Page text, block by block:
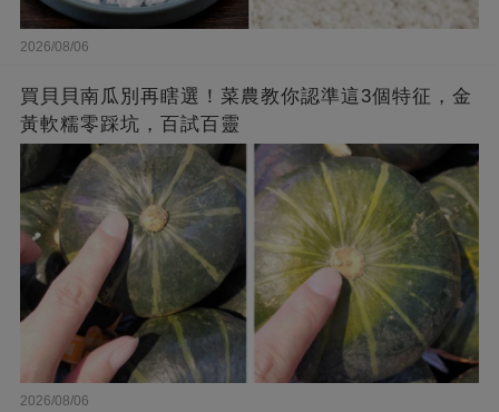
2026/08/06
買貝貝南瓜別再瞎選！菜農教你認準這3個特征，金
黃軟糯零踩坑，百試百靈
2026/08/06